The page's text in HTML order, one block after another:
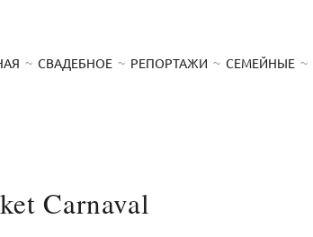
СВАДЕБНОЕ РЕПОРТАЖИ СЕМЕЙНЫЕ
Carnaval